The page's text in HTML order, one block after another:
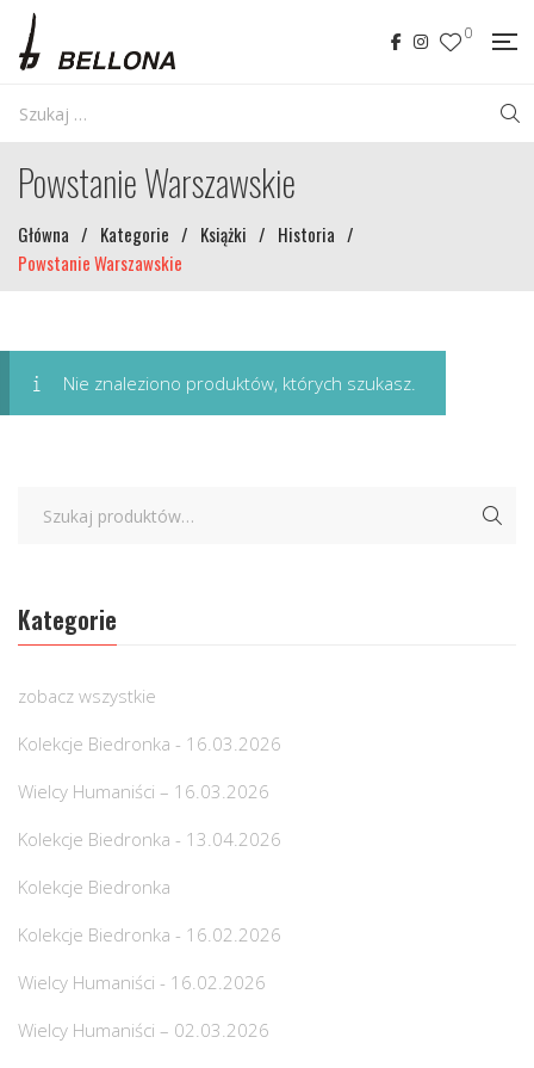
0
Powstanie Warszawskie
Główna / Kategorie / Książki / Historia /
Powstanie Warszawskie
Nie znaleziono produktów, których szukasz.
Kategorie
zobacz wszystkie
Kolekcje Biedronka - 16.03.2026
Wielcy Humaniści – 16.03.2026
Kolekcje Biedronka - 13.04.2026
Kolekcje Biedronka
Kolekcje Biedronka - 16.02.2026
Wielcy Humaniści - 16.02.2026
Wielcy Humaniści – 02.03.2026